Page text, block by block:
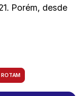
Porém, desde
ROTAM